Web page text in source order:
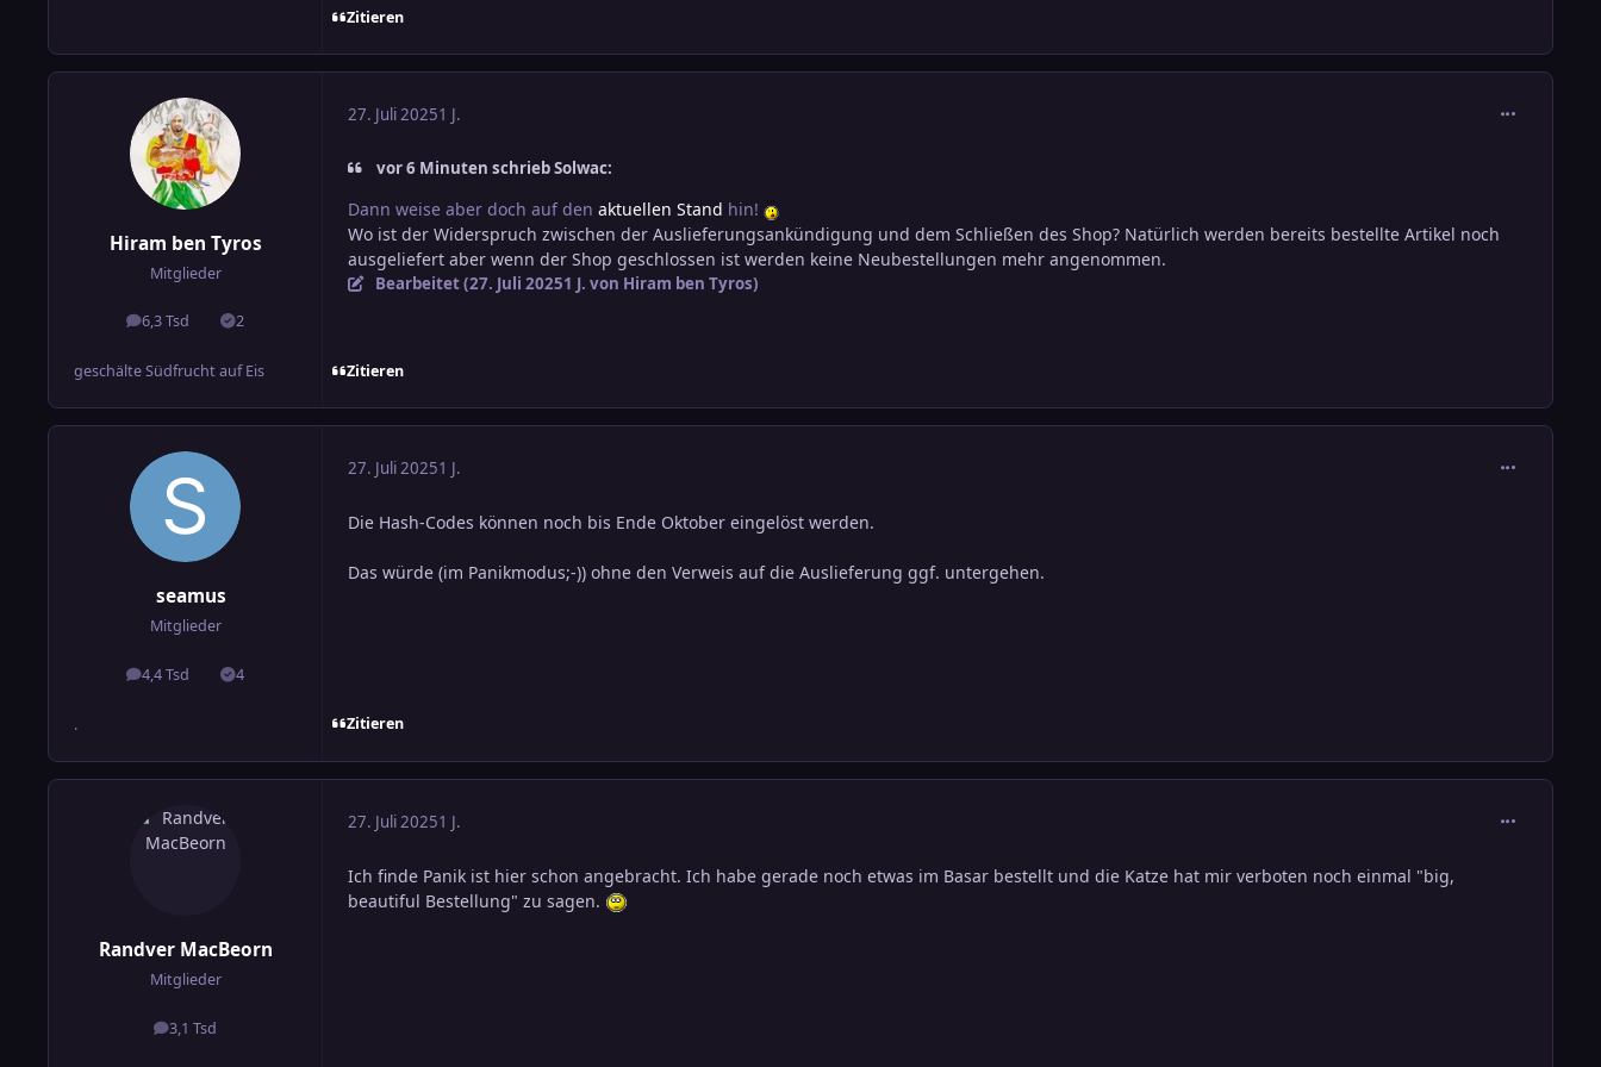
Zitieren
Hiram ben Tyros
Mitglieder
6,3 Tsd
Beiträge 2
Lösungen
geschälte Südfrucht auf Eis
27. Juli 20251 J.
vor 6 Minuten schrieb Solwac:
Dann weise aber doch auf den aktuellen Stand hin!
Wo ist der Widerspruch zwischen der Auslieferungsankündigung und dem Schließen des Shop? Natürlich werden bereits bestellte Artikel noch
ausgeliefert aber wenn der Shop geschlossen ist werden keine Neubestellungen mehr angenommen.
Bearbeitet (27. Juli 20251 J. von Hiram ben Tyros)
Zitieren
seamus
Mitglieder
4,4 Tsd
Beiträge 4
Lösungen
.
27. Juli 20251 J.
Die Hash-Codes können noch bis Ende Oktober eingelöst werden.
Das würde (im Panikmodus;-)) ohne den Verweis auf die Auslieferung ggf. untergehen.
Zitieren
Randver MacBeorn
Mitglieder
3,1 Tsd
Beiträge
27. Juli 20251 J.
Ich finde Panik ist hier schon angebracht. Ich habe gerade noch etwas im Basar bestellt und die Katze hat mir verboten noch einmal "big,
beautiful Bestellung" zu sagen.